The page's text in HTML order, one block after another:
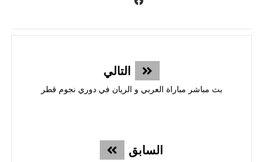
التالي
بث مباشر مباراة العربي و الريان في دوري نجوم قطر
السابق